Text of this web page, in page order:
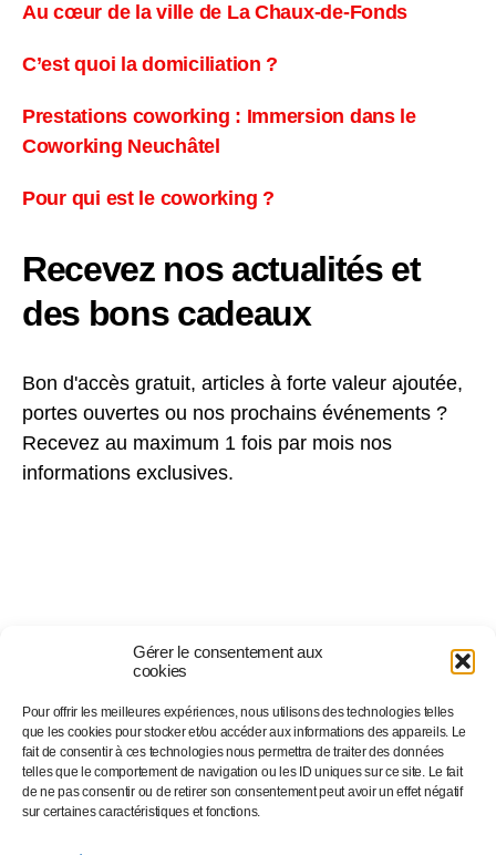
Gérer le consentement aux
cookies
Pour offrir les meilleures expériences, nous utilisons des technologies telles
que les cookies pour stocker et/ou accéder aux informations des appareils. Le
fait de consentir à ces technologies nous permettra de traiter des données
telles que le comportement de navigation ou les ID uniques sur ce site. Le fait
de ne pas consentir ou de retirer son consentement peut avoir un effet négatif
sur certaines caractéristiques et fonctions.
Au cœur de la ville de La Chaux-de-Fonds
C’est quoi la domiciliation ?
Prestations coworking : Immersion dans le
Coworking Neuchâtel
Pour qui est le coworking ?
Recevez nos actualités et
des bons cadeaux
Bon d'accès gratuit, articles à forte valeur ajoutée,
portes ouvertes ou nos prochains événements ?
Recevez au maximum 1 fois par mois nos
informations exclusives.
Suivez-nous sur…
Facebook